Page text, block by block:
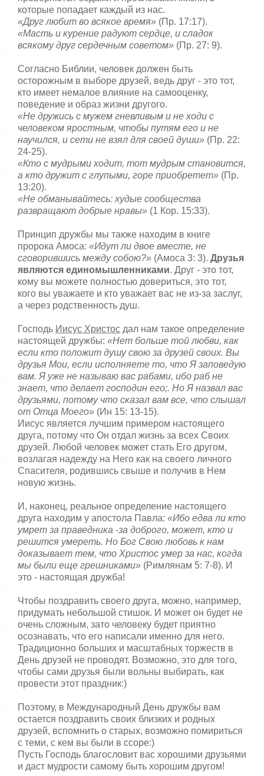
которые попадает каждый из нас.
«Друг любит во всякое время» (Пр. 17:17).
«Масть и курение радуют сердце, и сладок
всякому друг сердечным советом» (Пр. 27: 9).
Согласно Библии, человек должен быть
осторожным в выборе друзей, ведь друг - это тот,
кто имеет немалое влияние на самооценку,
поведение и образ жизни другого.
«Не дружись с мужем гневливым и не ходи с
человеком яростным, чтобы путям его и не
научился, и сети не взял для своей души» (Пр. 22:
24-25).
«Кто с мудрыми ходит, тот мудрым становится,
а кто дружит с глупыми, горе приобретет» (Пр.
13:20).
«Не обманывайтесь: худые сообщества
развращают добрые нравы» (1 Кор. 15:33).
Принцип дружбы мы также находим в книге
пророка Амоса: «Идут ли двое вместе, не
сговорившись между собою?» (Амоса 3: 3). Друзья
являются единомышленниками. Друг - это тот,
кому вы можете полностью довериться, это тот,
кого вы уважаете и кто уважает вас не из-за заслуг,
а через родственность душ.
Господь Иисус Христос дал нам такое определение
настоящей дружбы: «Нет больше той любви, как
если кто положит душу свою за друзей своих. Вы
друзья Мои, если исполняете то, что Я заповедую
вам. Я уже не называю вас рабами, ибо раб не
знает, что делает господин его;. Но Я назвал вас
друзьями, потому что сказал вам все, что слышал
от Отца Моего» (Ин 15: 13-15).
Иисус является лучшим примером настоящего
друга, потому что Он отдал жизнь за всех Своих
друзей. Любой человек может стать Его другом,
возлагая надежду на Него как на своего личного
Спасителя, родившись свыше и получив в Нем
новую жизнь.
И, наконец, реальное определение настоящего
друга находим у апостола Павла: «Ибо едва ли кто
умрет за праведника -за доброго, может, кто и
решится умереть. Но Бог Свою любовь к нам
доказывает тем, что Христос умер за нас, когда
мы были еще грешниками» (Римлянам 5: 7-8). И
это - настоящая дружба!
Чтобы поздравить своего друга, можно, например,
придумать небольшой стишок. И может он будет не
очень сложным, зато человеку будет приятно
осознавать, что его написали именно для него.
Традиционно больших и масштабных торжеств в
День друзей не проводят. Возможно, это для того,
чтобы сами друзья были вольны выбирать, как
провести этот праздник:)
Поэтому, в Международный День дружбы вам
остается поздравить своих близких и родных
друзей, вспомнить о старых, возможно помириться
с теми, с кем вы были в ссоре:)
Пусть Господь благословит вас хорошими друзьями
и даст мудрости самому быть хорошим другом!